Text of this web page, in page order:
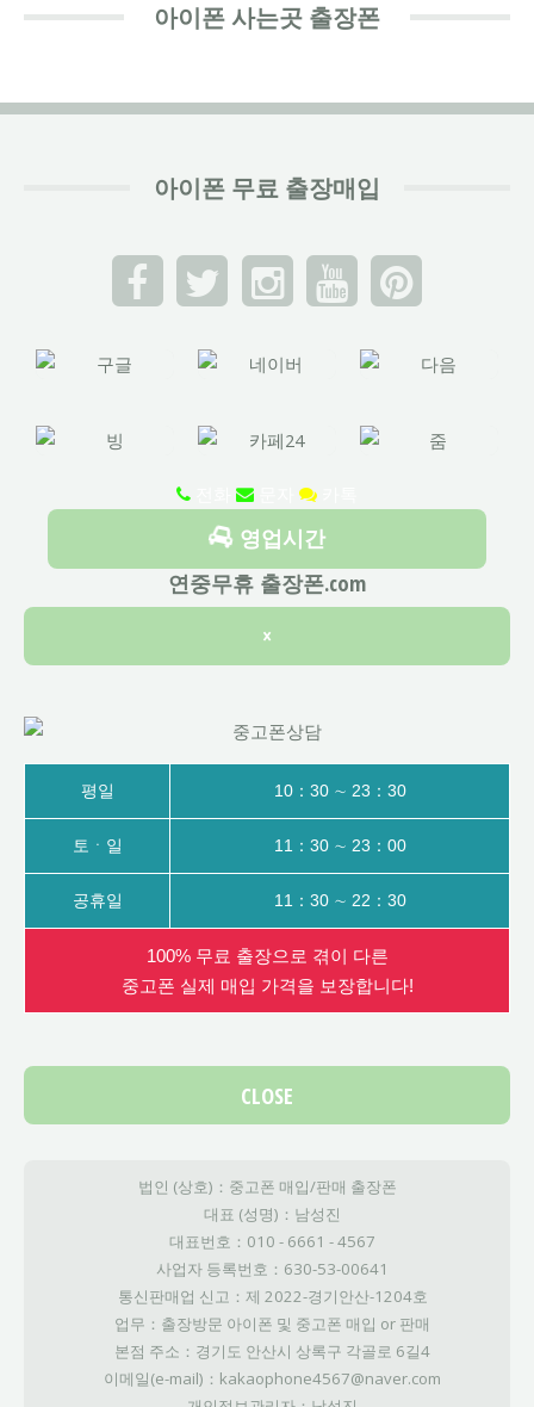
아이폰 사는곳 출장폰
아이폰 무료 출장매입
영업시간
연중무휴 출장폰.com
×
평일 10：30 ∼ 23：30
토ㆍ일 11：30 ∼ 23：00
공휴일 11：30 ∼ 22：30
100% 무료 출장으로 겪이 다른
중고폰 실제 매입 가격을 보장합니다!
CLOSE
법인 (상호)：중고폰 매입/판매 출장폰
대표 (성명)：남성진
대표번호：010 - 6661 - 4567
사업자 등록번호：630-53-00641
통신판매업 신고：제 2022-경기안산-1204호
업무：출장방문 아이폰 및 중고폰 매입 or 판매
본점 주소：경기도 안산시 상록구 각골로 6길4
이메일(e-mail)：kakaophone4567@naver.com